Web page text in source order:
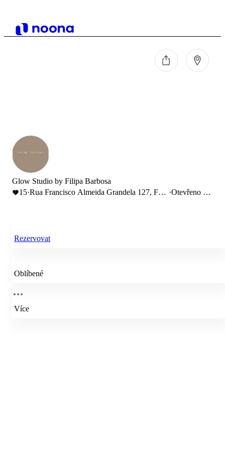
Glow Studio by Filipa Barbosa
15·Rua Francisco Almeida Grandela 127, Foz ·Otevřeno do
Rezervovat
Oblíbené
Více